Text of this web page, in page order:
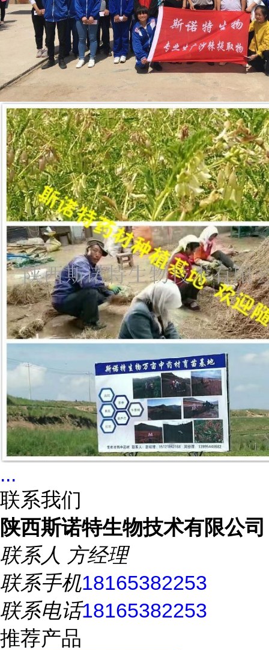
...
联系我们
陕西斯诺特生物技术有限公司
联系人 方经理
联系手机18165382253
联系电话18165382253
推荐产品